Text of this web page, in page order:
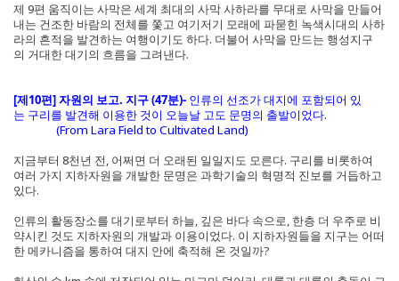
제 9편 움직이는 사막은 세계 최대의 사막 사하라를 무대로 사막을 만들어
내는 건조한 바람의 전체를 쫓고 여기저기 모래에 파묻힌 녹색시대의 사하
라의 흔적을 발견하는 여행이기도 하다. 더불어 사막을 만드는 행성지구
의 거대한 대기의 흐름을 그려낸다.
[제10편] 자원의 보고. 지구 (47분)- 인류의 선조가 대지에 포함되어 있
는 구리를 발견해 이용한 것이 오늘날 고도 문명의 출발이었다.
(From Lara Field to Cultivated Land)
지금부터 8천년 전, 어쩌면 더 오래된 일일지도 모른다. 구리를 비롯하여
여러 가지 지하자원을 개발한 문명은 과학기술의 혁명적 진보를 거듭하고
있다.
인류의 활동장소를 대기로부터 하늘, 깊은 바다 속으로, 한층 더 우주로 비
약시킨 것도 지하자원의 개발과 이용이었다. 이 지하자원들을 지구는 어떠
한 메카니즘을 통하여 대지 안에 축적해 온 것일까?